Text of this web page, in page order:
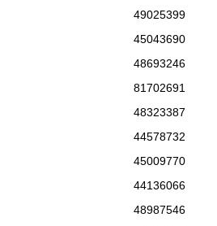
49025399
45043690
48693246
81702691
48323387
44578732
45009770
44136066
48987546